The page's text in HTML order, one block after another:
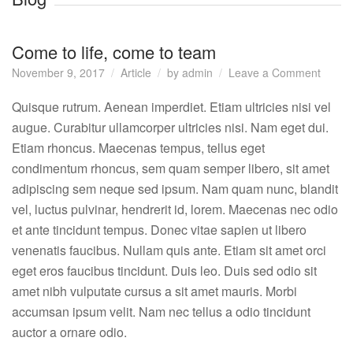
Come to life, come to team
November 9, 2017 Article by admin Leave a Commenton
to
life,
team
Quisque rutrum. Aenean imperdiet. Etiam ultricies nisi vel
augue. Curabitur ullamcorper ultricies nisi. Nam eget dui.
Etiam rhoncus. Maecenas tempus, tellus eget
condimentum rhoncus, sem quam semper libero, sit amet
adipiscing sem neque sed ipsum. Nam quam nunc, blandit
vel, luctus pulvinar, hendrerit id, lorem. Maecenas nec odio
et ante tincidunt tempus. Donec vitae sapien ut libero
venenatis faucibus. Nullam quis ante. Etiam sit amet orci
eget eros faucibus tincidunt. Duis leo. Duis sed odio sit
amet nibh vulputate cursus a sit amet mauris. Morbi
accumsan ipsum velit. Nam nec tellus a odio tincidunt
auctor a ornare odio.